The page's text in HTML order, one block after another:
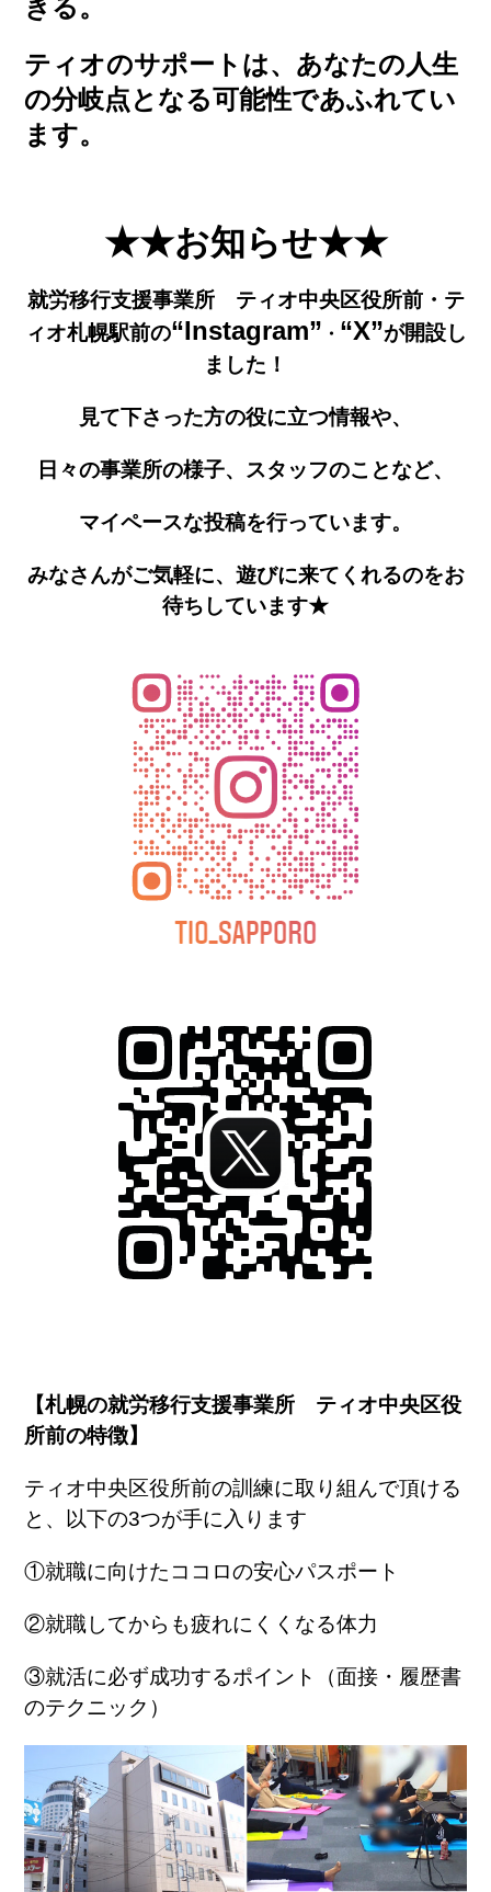
きる。
ティオのサポートは、あなたの人生
の分岐点となる可能性であふれてい
ます。
★★お知らせ★★
就労移行支援事業所 ティオ中央区役所前・テ
ィオ札幌駅前の“Instagram” ・ “X”が開設し
ました！
見て下さった方の役に立つ情報や、
日々の事業所の様子、 スタッフのことなど、
マイペースな投稿を行っています。
みなさんがご気軽に、遊びに来てくれるのをお
待ちしています★
【札幌の就労移行支援事業所 ティオ中央区役
所前の特徴】
ティオ中央区役所前の訓練に取り組んで頂ける
と、以下の3つが手に入ります
①就職に向けたココロの安心パスポート
②就職してからも疲れにくくなる体力
③就活に必ず成功するポイント（面接・履歴書
のテクニック）